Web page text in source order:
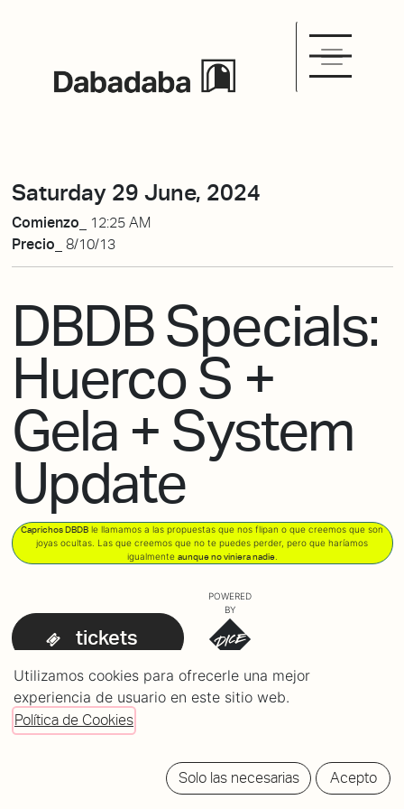
Saturday 29 June, 2024
Comienzo_
12:25 AM
Precio_ 8/10/13
DBDB Specials:
Huerco S +
Gela + System
Update
Caprichos DBDB le llamamos a las propuestas que nos flipan o que creemos que son
joyas ocultas. Las que creemos que no te puedes perder, pero que haríamos
igualmente aunque no viniera nadie.
tickets
POWERED
BY
Utilizamos cookies para ofrecerle una mejor
experiencia de usuario en este sitio web.
Política de Cookies
Solo las necesarias Acepto